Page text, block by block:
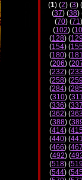
(1) (2) (3)
(37) (38)
(70) (71
(102) (
(128) (
(154) (
(180) (
(206) (
(232) (
(258) (
(284) (
(310) (311
(336) (
(362) (
(388) (
(414) (
(440) (
(466) (
(492) (
(518) (
(544) (